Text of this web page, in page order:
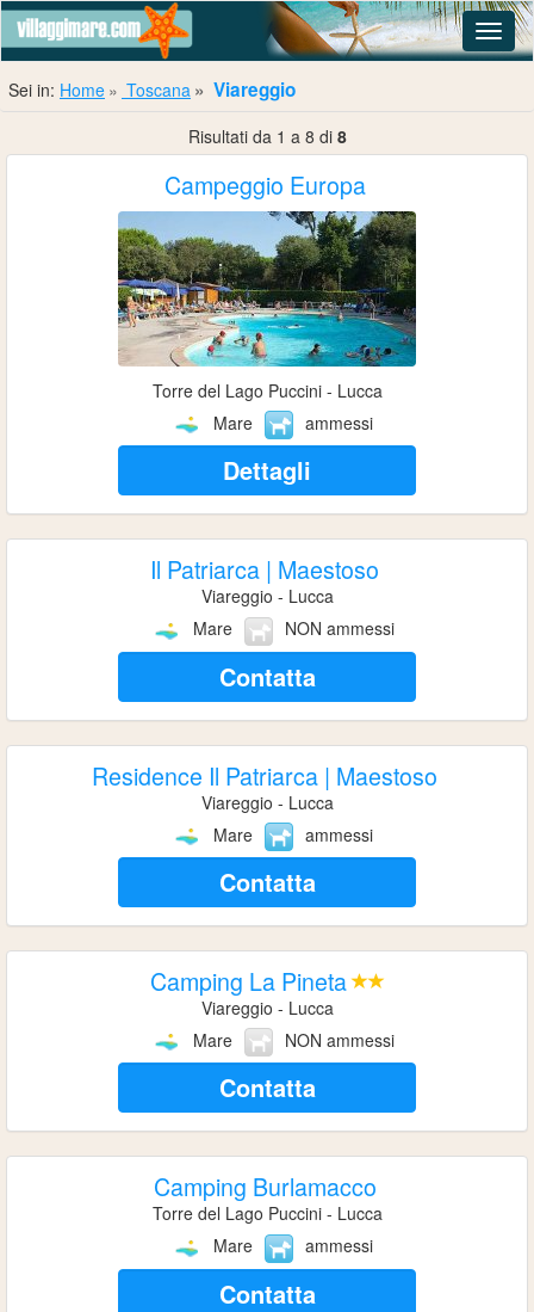
Sei in: Home Toscana Viareggio
Risultati da 1 a 8 di 8
Campeggio Europa
Torre del Lago Puccini - Lucca
Mare
ammessi
Dettagli
Il Patriarca | Maestoso
Viareggio - Lucca
Mare
NON ammessi
Contatta
Residence Il Patriarca | Maestoso
Viareggio - Lucca
Mare
ammessi
Contatta
Camping La Pineta
Viareggio - Lucca
Mare
NON ammessi
Contatta
Camping Burlamacco
Torre del Lago Puccini - Lucca
Mare
ammessi
Contatta